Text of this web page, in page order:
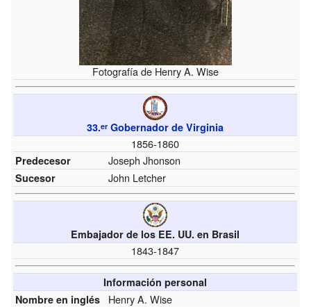
Fotografía de Henry A. Wise
33.er Gobernador de Virginia
1856-1860
Predecesor Joseph Jhonson
Sucesor John Letcher
Embajador de los EE. UU. en Brasil
1843-1847
Información personal
Nombre en inglés
Henry A. Wise